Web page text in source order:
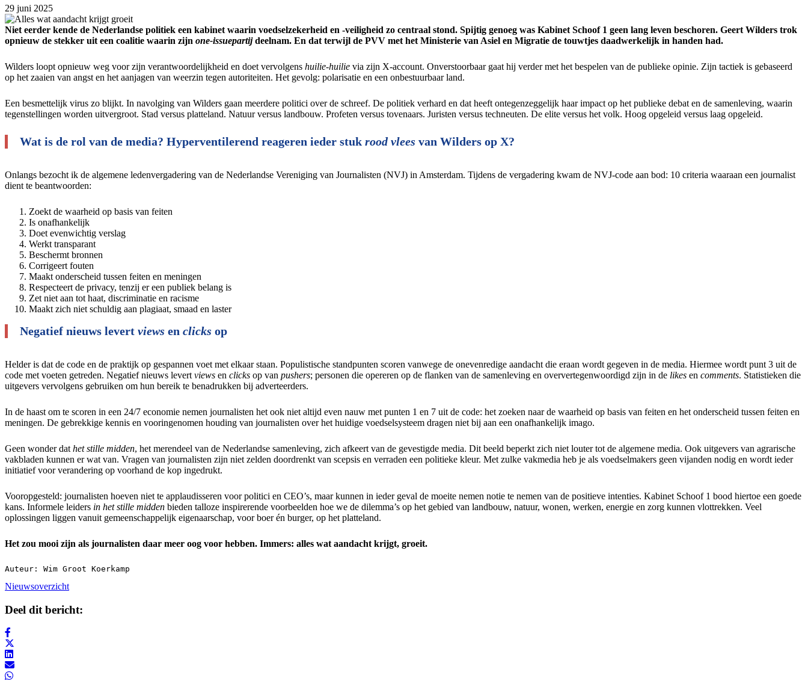
29 juni 2025
Niet eerder kende de Nederlandse politiek een kabinet waarin voedselzekerheid en -veiligheid zo centraal stond. Spijtig genoeg was Kabinet Schoof 1 geen lang leven beschoren. Geert Wilders trok
opnieuw de stekker uit een coalitie waarin zijn one-issuepartijdeelnam. En dat terwijl de PVV met het Ministerie van Asiel en Migratie de touwtjes daadwerkelijk in handen had.
Wilders loopt opnieuw weg voor zijn verantwoordelijkheid en doet vervolgens huilie-huilie via zijn X-account. Onverstoorbaar gaat hij verder met het bespelen van de publieke opinie. Zijn tactiek is gebaseerd
op het zaaien van angst en het aanjagen van weerzin tegen autoriteiten. Het gevolg: polarisatie en een onbestuurbaar land.
Een besmettelijk virus zo blijkt. In navolging van Wilders gaan meerdere politici over de schreef. De politiek verhard en dat heeft ontegenzeggelijk haar impact op het publieke debat en de samenleving, waarin
tegenstellingen worden uitvergroot. Stad versus platteland. Natuur versus landbouw. Profeten versus tovenaars. Juristen versus techneuten. De elite versus het volk. Hoog opgeleid versus laag opgeleid.
Wat is de rol van de media? Hyperventilerend reageren ieder stuk rood vlees van Wilders op X?
Onlangs bezocht ik de algemene ledenvergadering van de Nederlandse Vereniging van Journalisten (NVJ) in Amsterdam. Tijdens de vergadering kwam de NVJ-code aan bod: 10 criteria waaraan een journalist
dient te beantwoorden:
Zoekt de waarheid op basis van feiten
Is onafhankelijk
Doet evenwichtig verslag
Werkt transparant
Beschermt bronnen
Corrigeert fouten
Maakt onderscheid tussen feiten en meningen
Respecteert de privacy, tenzij er een publiek belang is
Zet niet aan tot haat, discriminatie en racisme
Maakt zich niet schuldig aan plagiaat, smaad en laster
Negatief nieuws levert views en clicks op
Helder is dat de code en de praktijk op gespannen voet met elkaar staan. Populistische standpunten scoren vanwege de onevenredige aandacht die eraan wordt gegeven in de media. Hiermee wordt punt 3 uit de
code met voeten getreden. Negatief nieuws levert views en clicks op van pushers; personen die opereren op de flanken van de samenleving en oververtegenwoordigd zijn in de likes en comments. Statistieken die
uitgevers vervolgens gebruiken om hun bereik te benadrukken bij adverteerders.
In de haast om te scoren in een 24/7 economie nemen journalisten het ook niet altijd even nauw met punten 1 en 7 uit de code: het zoeken naar de waarheid op basis van feiten en het onderscheid tussen feiten en
meningen. De gebrekkige kennis en vooringenomen houding van journalisten over het huidige voedselsysteem dragen niet bij aan een onafhankelijk imago.
Geen wonder dat het stille midden, het merendeel van de Nederlandse samenleving, zich afkeert van de gevestigde media. Dit beeld beperkt zich niet louter tot de algemene media. Ook uitgevers van agrarische
vakbladen kunnen er wat van. Vragen van journalisten zijn niet zelden doordrenkt van scepsis en verraden een politieke kleur. Met zulke vakmedia heb je als voedselmakers geen vijanden nodig en wordt ieder
initiatief voor verandering op voorhand de kop ingedrukt.
Vooropgesteld: journalisten hoeven niet te applaudisseren voor politici en CEO’s, maar kunnen in ieder geval de moeite nemen notie te nemen van de positieve intenties. Kabinet Schoof 1 bood hiertoe een goede
kans. Informele leiders in het stille midden bieden talloze inspirerende voorbeelden hoe we de dilemma’s op het gebied van landbouw, natuur, wonen, werken, energie en zorg kunnen vlottrekken. Veel
oplossingen liggen vanuit gemeenschappelijk eigenaarschap, voor boer én burger, op het platteland.
Het zou mooi zijn als journalisten daar meer oog voor hebben. Immers: alles wat aandacht krijgt, groeit.
Auteur: Wim Groot Koerkamp
Nieuwsoverzicht
Deel dit bericht: